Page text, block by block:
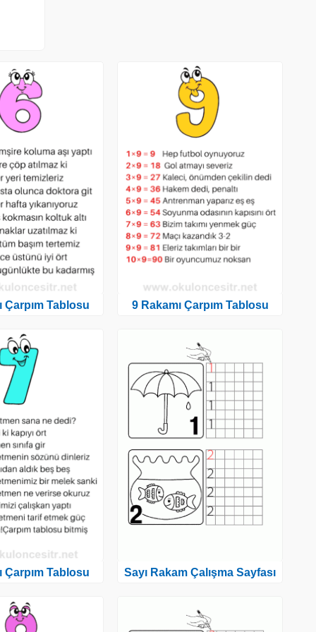
Çarpım Tablosu
Çarpım Tablosu
9 Rakamı Çarpım Tablosu
Sayı Rakam Çalışma Sayfası